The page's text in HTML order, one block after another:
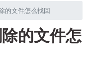
的文件怎么找回
的文件怎